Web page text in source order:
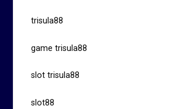
trisula88
game trisula88
slot trisula88
slot88